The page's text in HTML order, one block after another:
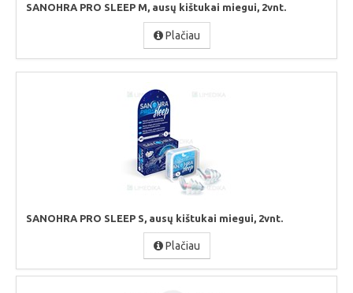
SANOHRA PRO SLEEP M, ausų kištukai miegui, 2vnt.
Plačiau
SANOHRA PRO SLEEP S, ausų kištukai miegui, 2vnt.
Plačiau